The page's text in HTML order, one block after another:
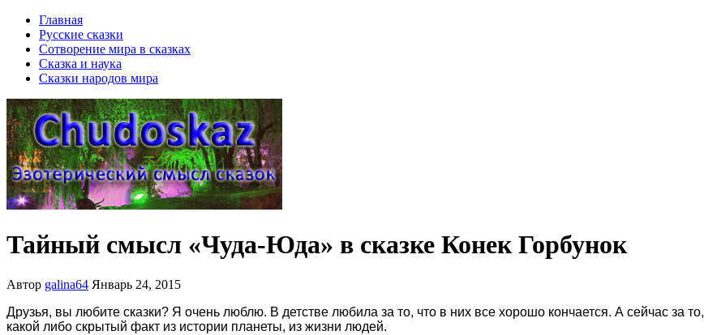
Главная
Русские сказки
Сотворение мира в сказках
Сказка и наука
Сказки народов мира
Тайный смысл «Чуда-Юда» в сказке Конек Горбунок
Автор galina64 Январь 24, 2015
Друзья, вы любите сказки? Я очень люблю. В детстве любила за то, что в них все хорошо кончается. А сейчас за
какой либо скрытый факт из истории планеты, из жизни людей.